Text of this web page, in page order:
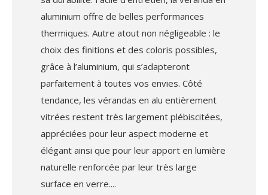
aluminium offre de belles performances
thermiques. Autre atout non négligeable : le
choix des finitions et des coloris possibles,
grâce à l’aluminium, qui s’adapteront
parfaitement à toutes vos envies. Côté
tendance, les vérandas en alu entièrement
vitrées restent très largement plébiscitées,
appréciées pour leur aspect moderne et
élégant ainsi que pour leur apport en lumière
naturelle renforcée par leur très large
surface en verre.